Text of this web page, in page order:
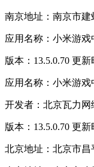
南京地址：南京市建
应用名称：小米游戏
版本：13.5.0.70 更
应用名称：小米游戏
开发者：北京瓦力网
版本：13.5.0.70 更
北京地址：北京市昌